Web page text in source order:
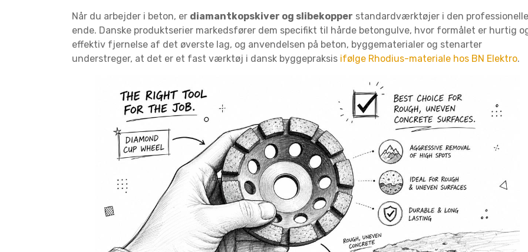
Når du arbejder i beton, er diamantkopskiver og slibekopper standardværktøjer i den professionelle
ende. Danske produktserier markedsfører dem specifikt til hårde betongulve, hvor formålet er hurtig
effektiv fjernelse af det øverste lag, og anvendelsen på beton, byggematerialer og stenarter
understreger, at det er et fast værktøj i dansk byggepraksis ifølge Rhodius-materiale hos BN Elektro.